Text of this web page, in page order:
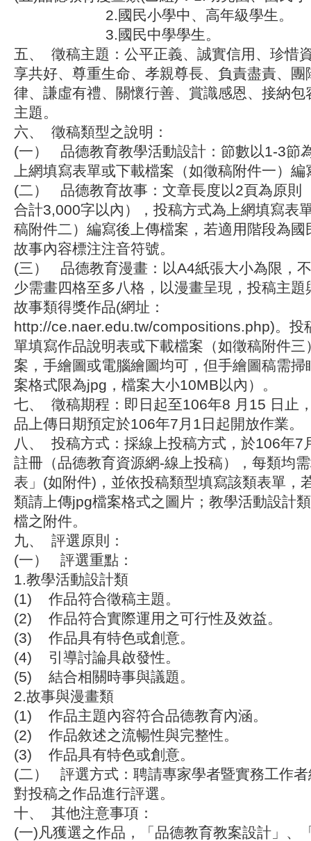
2.國民小學中、高年級學生。
3.國民中學學生。
五、 徵稿主題 ：公平正義、誠實信用、珍惜
享共好、尊重生命、孝親尊長、負責盡責、團
律、謙虛有禮、關懷行善、賞識感恩、接納包
主題。
六、 徵稿類型之說明 ：
(一） 品德教育教學活動設計：節數以1-3節
上網填寫表單或下載檔案（如徵稿附件一）
(二） 品德教育故事：文章長度以2頁為原則
合計3,000字以內），投稿方式為上網填寫表
稿附件二）編寫後上傳檔案，若適用階段為國
故事內容標注注音符號。
(三） 品德教育漫畫：以A4紙張大小為限，
少需畫四格至多八格，以漫畫呈現，投稿主
故事類得獎作品(網址：
http://ce.naer.edu.tw/compositions.php)。投
單填寫作品說明表或下載檔案（如徵稿附件三
案，手繪圖或電腦繪圖均可，但手繪圖稿需
案格式限為jpg，檔案大小10MB以內）。
七、 徵稿期程 ：即日起至106年8 月15 日止
品上傳日期預定於106年7月1日起開放作業。
八、 投稿方式 ：採線上投稿方式，於106年
註冊（品德教育資源網-線上投稿），每類均
表」(如附件)，並依投稿類型填寫該類表單，
類請上傳jpg檔案格式之圖片；教學活動設計
檔之附件。
九、 評選原則
：
(一） 評選重點：
1.教學活動設計類
(1) 作品符合徵稿主題。
(2) 作品符合實際運用之可行性及效益。
(3) 作品具有特色或創意。
(4) 引導討論具啟發性。
(5) 結合相關時事與議題。
2.故事與漫畫類
(1) 作品主題內容符合品德教育內涵。
(2) 作品敘述之流暢性與完整性。
(3) 作品具有特色或創意。
(二） 評選方式：聘請專家學者暨實務工作
對投稿之作品進行評選。
十、 其他注意事項 ：
(一)凡獲選之作品，「品德教育教案設計」、